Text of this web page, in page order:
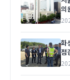
의
화
점